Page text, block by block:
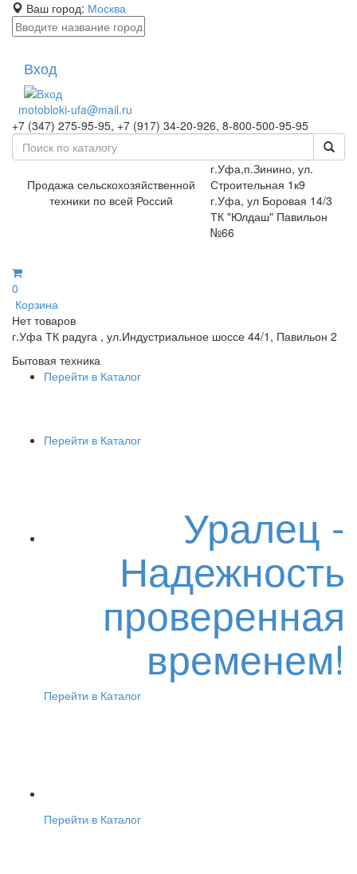
Ваш город: Москва
Вход
motobloki-ufa@mail.ru
+7 (347) 275-95-95, +7 (917) 34-20-926, 8-800-500-95-95
Продажа сельскохозяйственной
техники по всей Россий
г.Уфа,п.Зинино, ул.
Строительная 1к9
г.Уфа, ул Боровая 14/3
ТК "Юлдаш" Павильон
№66
0
Корзина
Нет товаров
г.Уфа ТК радуга , ул.Индустриальное шоссе 44/1, Павильон 2
Бытовая техника
Перейти в Каталог
Перейти в Каталог
Уралец -
Надежность
проверенная
временем!
Перейти в Каталог
Перейти в Каталог